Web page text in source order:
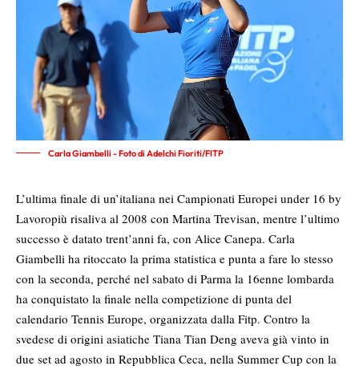
Carla Giambelli - Foto di Adelchi Fioriti/FITP
L’ultima finale di un’italiana nei Campionati Europei under 16 by
Lavoropiù risaliva al 2008 con Martina Trevisan, mentre l’ultimo
successo è datato trent’anni fa, con Alice Canepa. Carla
Giambelli ha ritoccato la prima statistica e punta a fare lo stesso
con la seconda, perché nel sabato di Parma la 16enne lombarda
ha conquistato la finale nella competizione di punta del
calendario Tennis Europe, organizzata dalla Fitp. Contro la
svedese di origini asiatiche Tiana Tian Deng aveva già vinto in
due set ad agosto in Repubblica Ceca, nella Summer Cup con la